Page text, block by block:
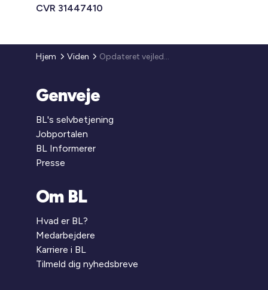
CVR 31447410
Hjem Viden Opdateret vejledning vedrørende trappemodel for spildevandsbetaling
Genveje
BL's selvbetjening
Jobportalen
BL Informerer
Presse
Om BL
Hvad er BL?
Medarbejdere
Karriere i BL
Tilmeld dig nyhedsbreve